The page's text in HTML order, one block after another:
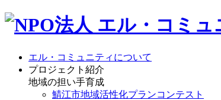
エル・コミュニティについて
プロジェクト紹介
地域の担い手育成
鯖江市地域活性化プランコンテスト